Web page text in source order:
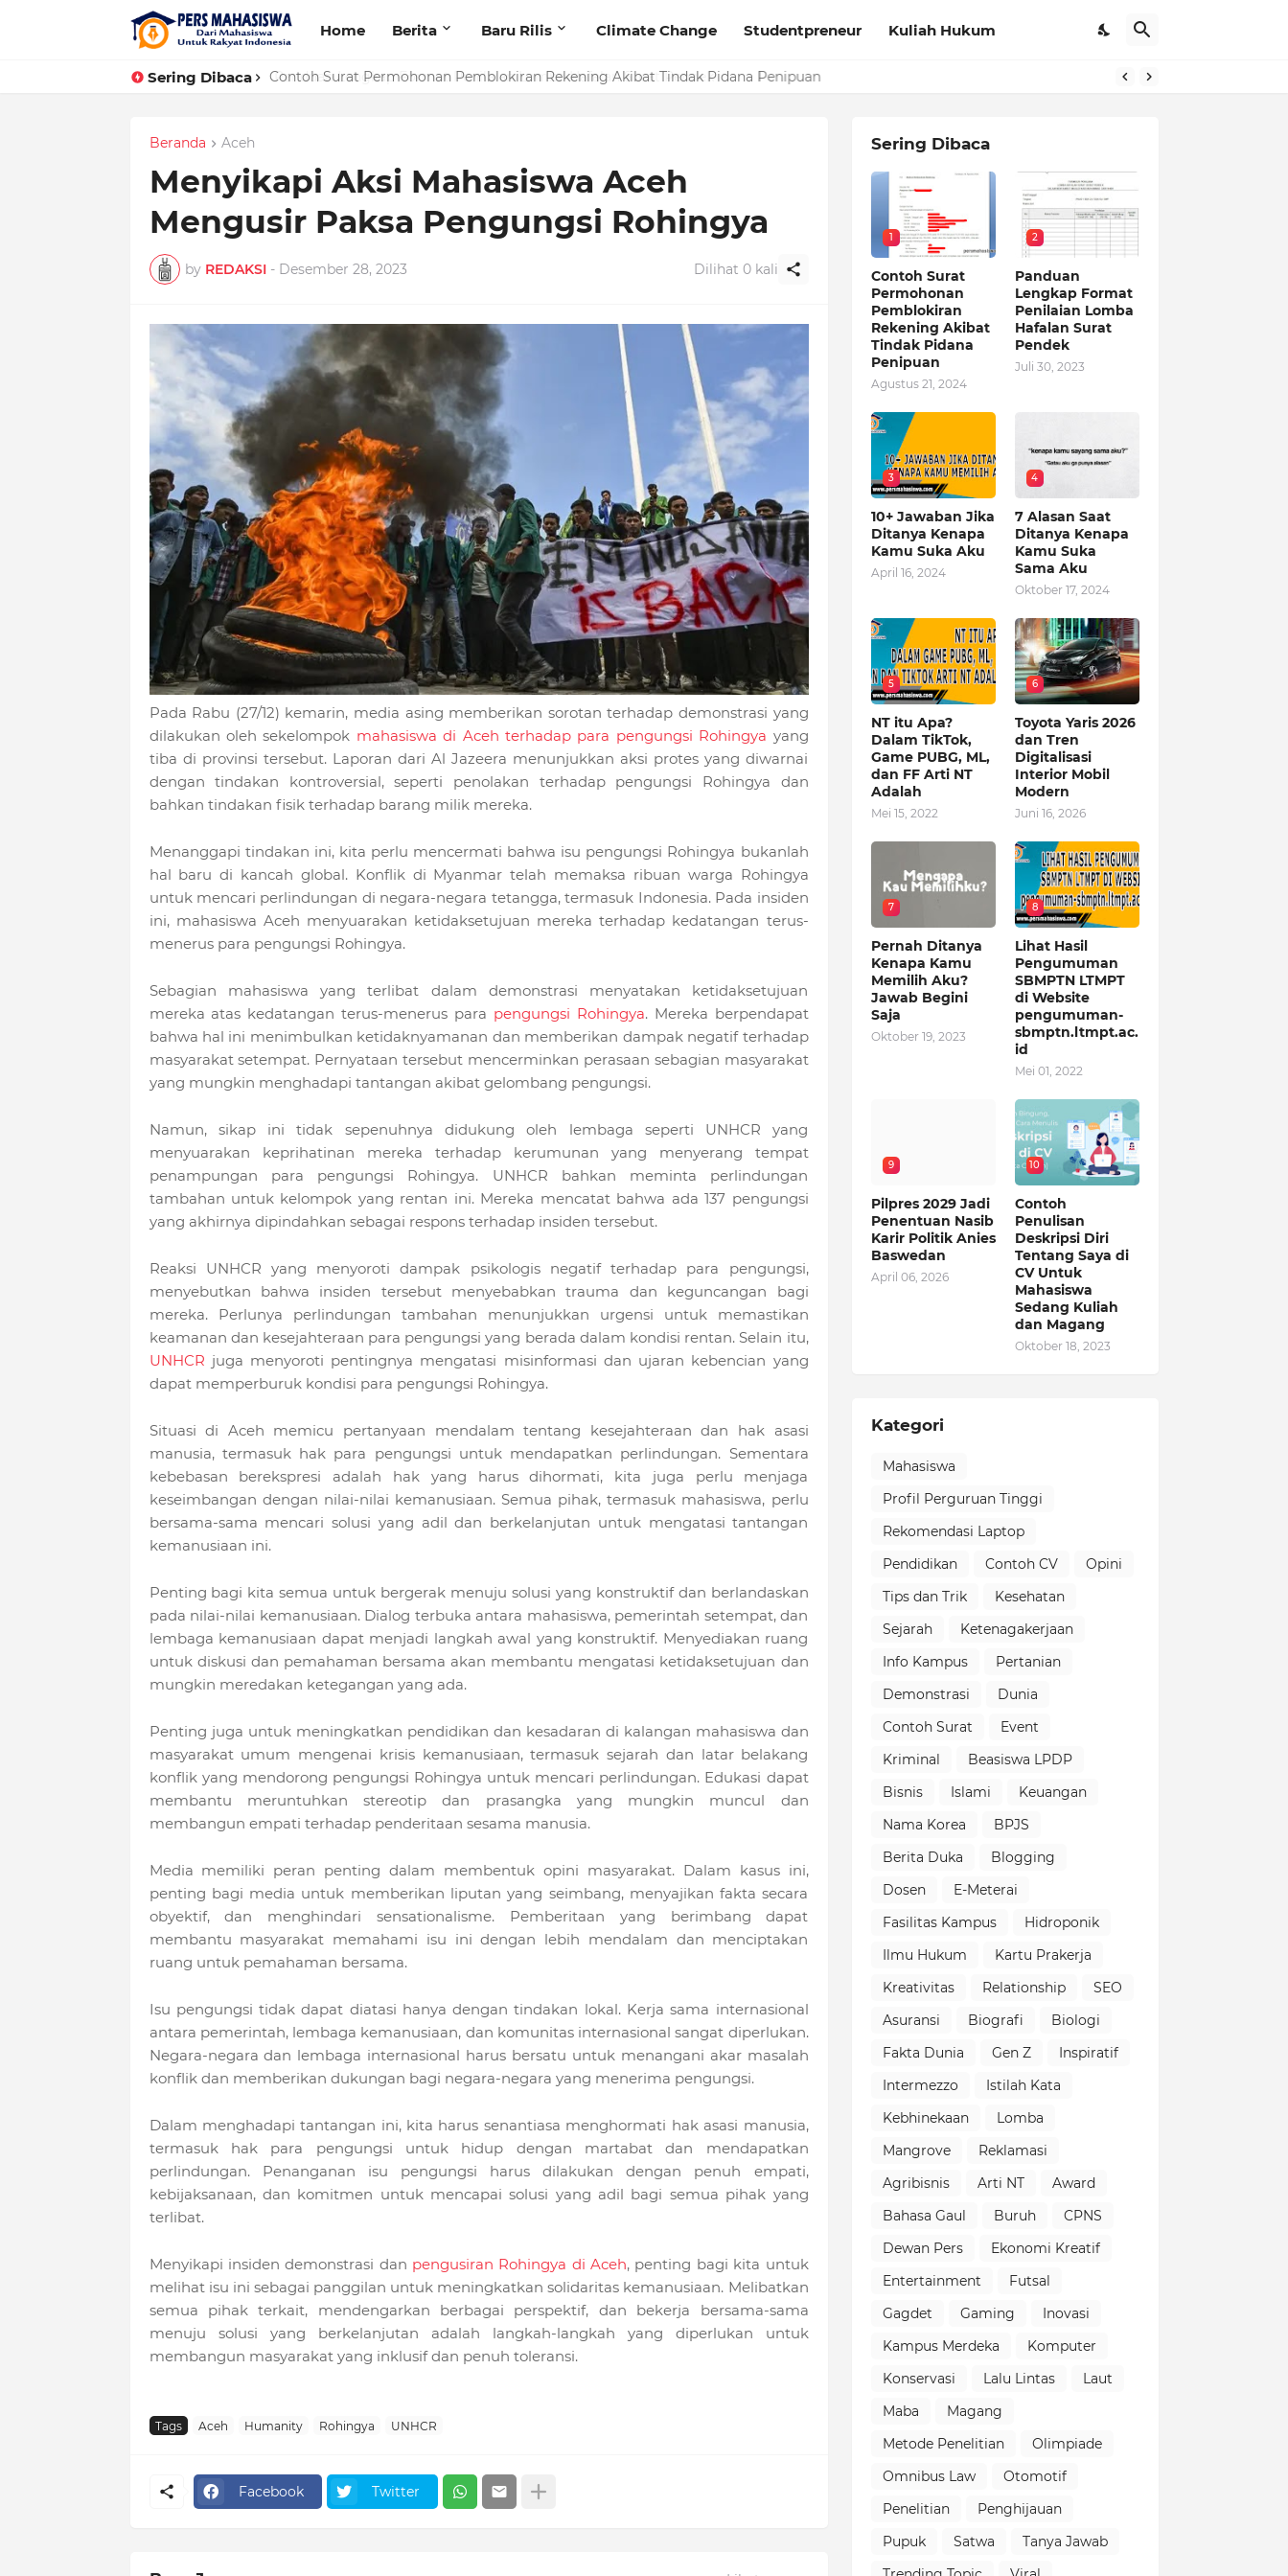
Home Berita Baru Rilis Climate Change Studentpreneur Kuliah Hukum
Sering Dibaca Panduan Lengkap Format Penilaian Lomba Hafalan Surat Pendek
Beranda Aceh
Menyikapi Aksi Mahasiswa Aceh
Mengusir Paksa Pengungsi Rohingya
by REDAKSI - Desember 28, 2023 Dilihat 0kali
Pada Rabu (27/12) kemarin, media asing memberikan sorotan terhadap demonstrasi yang
dilakukan oleh sekelompok mahasiswa di Aceh terhadap para pengungsi Rohingya yang
tiba di provinsi tersebut. Laporan dari Al Jazeera menunjukkan aksi protes yang diwarnai
dengan tindakan kontroversial, seperti penolakan terhadap pengungsi Rohingya dan
bahkan tindakan fisik terhadap barang milik mereka.
Menanggapi tindakan ini, kita perlu mencermati bahwa isu pengungsi Rohingya bukanlah
hal baru di kancah global. Konflik di Myanmar telah memaksa ribuan warga Rohingya
untuk mencari perlindungan di negara-negara tetangga, termasuk Indonesia. Pada insiden
ini, mahasiswa Aceh menyuarakan ketidaksetujuan mereka terhadap kedatangan terus-
menerus para pengungsi Rohingya.
Sebagian mahasiswa yang terlibat dalam demonstrasi menyatakan ketidaksetujuan
mereka atas kedatangan terus-menerus para pengungsi Rohingya. Mereka berpendapat
bahwa hal ini menimbulkan ketidaknyamanan dan memberikan dampak negatif terhadap
masyarakat setempat. Pernyataan tersebut mencerminkan perasaan sebagian masyarakat
yang mungkin menghadapi tantangan akibat gelombang pengungsi.
Namun, sikap ini tidak sepenuhnya didukung oleh lembaga seperti UNHCR yang
menyuarakan keprihatinan mereka terhadap kerumunan yang menyerang tempat
penampungan para pengungsi Rohingya. UNHCR bahkan meminta perlindungan
tambahan untuk kelompok yang rentan ini. Mereka mencatat bahwa ada 137 pengungsi
yang akhirnya dipindahkan sebagai respons terhadap insiden tersebut.
Reaksi UNHCR yang menyoroti dampak psikologis negatif terhadap para pengungsi,
menyebutkan bahwa insiden tersebut menyebabkan trauma dan keguncangan bagi
mereka. Perlunya perlindungan tambahan menunjukkan urgensi untuk memastikan
keamanan dan kesejahteraan para pengungsi yang berada dalam kondisi rentan. Selain itu,
UNHCR juga menyoroti pentingnya mengatasi misinformasi dan ujaran kebencian yang
dapat memperburuk kondisi para pengungsi Rohingya.
Situasi di Aceh memicu pertanyaan mendalam tentang kesejahteraan dan hak asasi
manusia, termasuk hak para pengungsi untuk mendapatkan perlindungan. Sementara
kebebasan berekspresi adalah hak yang harus dihormati, kita juga perlu menjaga
keseimbangan dengan nilai-nilai kemanusiaan. Semua pihak, termasuk mahasiswa, perlu
bersama-sama mencari solusi yang adil dan berkelanjutan untuk mengatasi tantangan
kemanusiaan ini.
Penting bagi kita semua untuk bergerak menuju solusi yang konstruktif dan berlandaskan
pada nilai-nilai kemanusiaan. Dialog terbuka antara mahasiswa, pemerintah setempat, dan
lembaga kemanusiaan dapat menjadi langkah awal yang konstruktif. Menyediakan ruang
untuk diskusi dan pemahaman bersama akan membantu mengatasi ketidaksetujuan dan
mungkin meredakan ketegangan yang ada.
Penting juga untuk meningkatkan pendidikan dan kesadaran di kalangan mahasiswa dan
masyarakat umum mengenai krisis kemanusiaan, termasuk sejarah dan latar belakang
konflik yang mendorong pengungsi Rohingya untuk mencari perlindungan. Edukasi dapat
membantu meruntuhkan stereotip dan prasangka yang mungkin muncul dan
membangun empati terhadap penderitaan sesama manusia.
Media memiliki peran penting dalam membentuk opini masyarakat. Dalam kasus ini,
penting bagi media untuk memberikan liputan yang seimbang, menyajikan fakta secara
obyektif, dan menghindari sensationalisme. Pemberitaan yang berimbang dapat
membantu masyarakat memahami isu ini dengan lebih mendalam dan menciptakan
ruang untuk pemahaman bersama.
Isu pengungsi tidak dapat diatasi hanya dengan tindakan lokal. Kerja sama internasional
antara pemerintah, lembaga kemanusiaan, dan komunitas internasional sangat diperlukan.
Negara-negara dan lembaga internasional harus bersatu untuk menangani akar masalah
konflik dan memberikan dukungan bagi negara-negara yang menerima pengungsi.
Dalam menghadapi tantangan ini, kita harus senantiasa menghormati hak asasi manusia,
termasuk hak para pengungsi untuk hidup dengan martabat dan mendapatkan
perlindungan. Penanganan isu pengungsi harus dilakukan dengan penuh empati,
kebijaksanaan, dan komitmen untuk mencapai solusi yang adil bagi semua pihak yang
terlibat.
Menyikapi insiden demonstrasi dan pengusiran Rohingya di Aceh, penting bagi kita untuk
melihat isu ini sebagai panggilan untuk meningkatkan solidaritas kemanusiaan. Melibatkan
semua pihak terkait, mendengarkan berbagai perspektif, dan bekerja bersama-sama
menuju solusi yang berkelanjutan adalah langkah-langkah yang diperlukan untuk
membangun masyarakat yang inklusif dan penuh toleransi.
Tags Aceh Humanity Rohingya UNHCR
Facebook Twitter
Sering Dibaca
1
Contoh Surat
Permohonan
Pemblokiran
Rekening Akibat
Tindak Pidana
Penipuan
Agustus 21, 2024
2
Panduan
Lengkap Format
Penilaian Lomba
Hafalan Surat
Pendek
Juli 30, 2023
3
10+ Jawaban Jika
Ditanya Kenapa
Kamu Suka Aku
April 16, 2024
4
7 Alasan Saat
Ditanya Kenapa
Kamu Suka
Sama Aku
Oktober 17, 2024
5
NT itu Apa?
Dalam TikTok,
Game PUBG, ML,
dan FF Arti NT
Adalah
Mei 15, 2022
6
Toyota Yaris 2026
dan Tren
Digitalisasi
Interior Mobil
Modern
Juni 16, 2026
7
Pernah Ditanya
Kenapa Kamu
Memilih Aku?
Jawab Begini
Saja
Oktober 19, 2023
8
Lihat Hasil
Pengumuman
SBMPTN LTMPT
di Website
pengumuman-
sbmptn.ltmpt.ac.
id
Mei 01, 2022
9
Pilpres 2029 Jadi
Penentuan Nasib
Karir Politik Anies
Baswedan
April 06, 2026
10
Contoh
Penulisan
Deskripsi Diri
Tentang Saya di
CV Untuk
Mahasiswa
Sedang Kuliah
dan Magang
Oktober 18, 2023
Kategori
Mahasiswa
Profil Perguruan Tinggi
Rekomendasi Laptop
Pendidikan
Contoh CV
Opini
Tips dan Trik
Kesehatan
Sejarah
Ketenagakerjaan
Info Kampus
Pertanian
Demonstrasi
Dunia
Contoh Surat
Event
Kriminal
Beasiswa LPDP
Bisnis
Islami
Keuangan
Nama Korea
BPJS
Berita Duka
Blogging
Dosen
E-Meterai
Fasilitas Kampus
Hidroponik
Ilmu Hukum
Kartu Prakerja
Kreativitas
Relationship
SEO
Asuransi
Biografi
Biologi
Fakta Dunia
Gen Z
Inspiratif
Intermezzo
Istilah Kata
Kebhinekaan
Lomba
Mangrove
Reklamasi
Agribisnis
Arti NT
Award
Bahasa Gaul
Buruh
CPNS
Dewan Pers
Ekonomi Kreatif
Entertainment
Futsal
Gagdet
Gaming
Inovasi
Kampus Merdeka
Komputer
Konservasi
Lalu Lintas
Laut
Maba
Magang
Metode Penelitian
Olimpiade
Omnibus Law
Otomotif
Penelitian
Penghijauan
Pupuk
Satwa
Tanya Jawab